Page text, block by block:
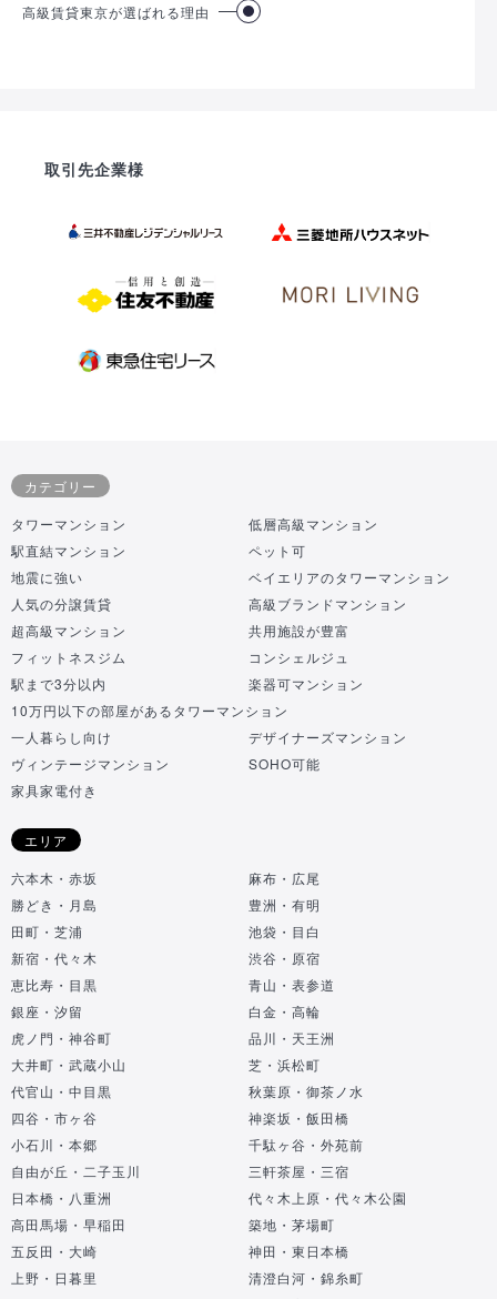
高級賃貸東京が選ばれる理由
取引先企業様
カテゴリー
タワーマンション
低層高級マンション
駅直結マンション
ペット可
地震に強い
ベイエリアのタワーマンション
人気の分譲賃貸
高級ブランドマンション
超高級マンション
共用施設が豊富
フィットネスジム
コンシェルジュ
駅まで3分以内
楽器可マンション
10万円以下の部屋があるタワーマンション
一人暮らし向け
デザイナーズマンション
ヴィンテージマンション
SOHO可能
家具家電付き
エリア
六本木・赤坂
麻布・広尾
勝どき・月島
豊洲・有明
田町・芝浦
池袋・目白
新宿・代々木
渋谷・原宿
恵比寿・目黒
青山・表参道
銀座・汐留
白金・高輪
虎ノ門・神谷町
品川・天王洲
大井町・武蔵小山
芝・浜松町
代官山・中目黒
秋葉原・御茶ノ水
四谷・市ヶ谷
神楽坂・飯田橋
小石川・本郷
千駄ヶ谷・外苑前
自由が丘・二子玉川
三軒茶屋・三宿
日本橋・八重洲
代々木上原・代々木公園
高田馬場・早稲田
築地・茅場町
五反田・大崎
神田・東日本橋
上野・日暮里
清澄白河・錦糸町